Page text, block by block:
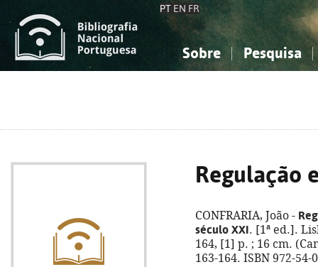
PT EN FR
Sobre Pesquisa
Regulação
CONFRARIA, João -
século XXI. [1ª ed.].
164, [1] p. ; 16 cm.
163-164. ISBN 972-54-